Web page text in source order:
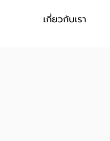
เกี่ยวกับเรา